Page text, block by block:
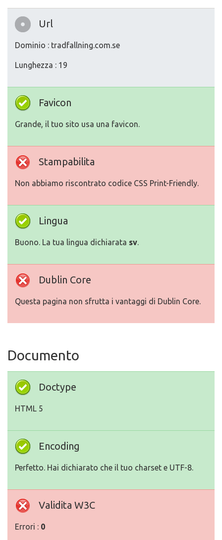
Url
Dominio : tradfallning.com.se
Lunghezza : 19
Favicon
Grande, il tuo sito usa una favicon.
Stampabilita
Non abbiamo riscontrato codice CSS Print-Friendly.
Lingua
Buono. La tua lingua dichiarata sv.
Dublin Core
Questa pagina non sfrutta i vantaggi di Dublin Core.
Documento
Doctype
HTML 5
Encoding
Perfetto. Hai dichiarato che il tuo charset e UTF-8.
Validita W3C
Errori : 0